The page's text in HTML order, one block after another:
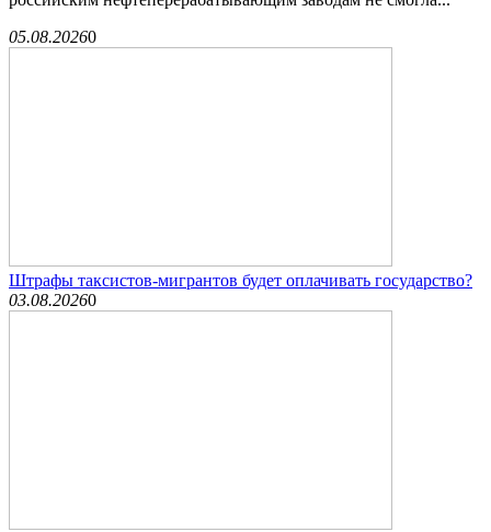
05.08.20260
Штрафы таксистов-мигрантов будет оплачивать государство?
03.08.20260